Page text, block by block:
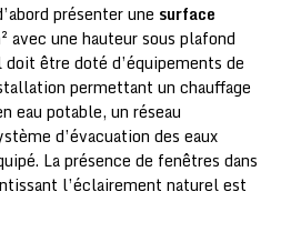
présenter une surface
avec une hauteur sous plafond
être doté d’équipements de
permettant un chauffage
eau potable, un réseau
d’évacuation des eaux
La présence de fenêtres dans
l’éclairement naturel est